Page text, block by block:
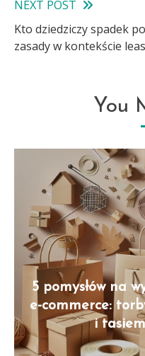
NEXT POST
Kto dziedziczy spadek
zasady w kontekście
You
5 pomysłów na
e-commerce:
i